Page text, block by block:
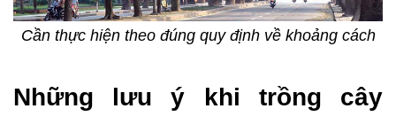
Cần thực hiện theo đúng quy định về khoảng cách
Những lưu ý khi trồng cây